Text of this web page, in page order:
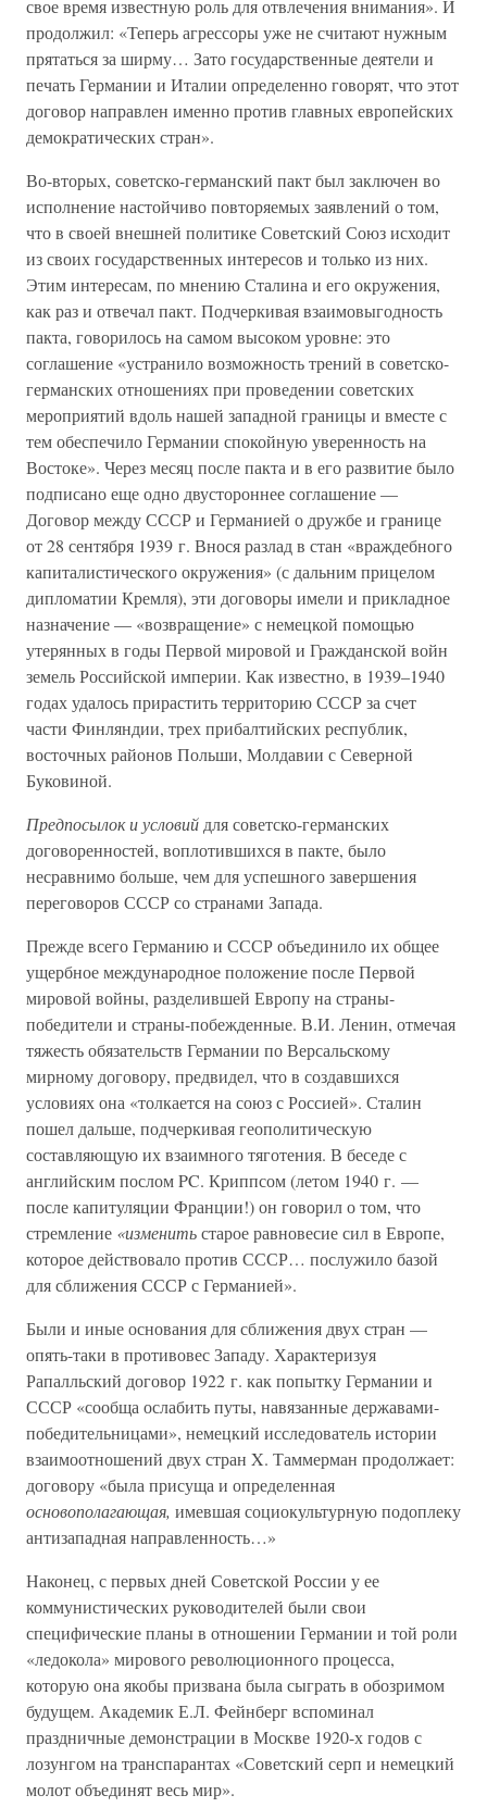
свое время известную роль для отвлечения внимания». И
продолжил: «Теперь агрессоры уже не считают нужным
прятаться за ширму… Зато государственные деятели и
печать Германии и Италии определенно говорят, что этот
договор направлен именно против главных европейских
демократических стран».
Во-вторых, советско-германский пакт был заключен во
исполнение настойчиво повторяемых заявлений о том,
что в своей внешней политике Советский Союз исходит
из своих государственных интересов и только из них.
Этим интересам, по мнению Сталина и его окружения,
как раз и отвечал пакт. Подчеркивая взаимовыгодность
пакта, говорилось на самом высоком уровне: это
соглашение «устранило возможность трений в советско-
германских отношениях при проведении советских
мероприятий вдоль нашей западной границы и вместе с
тем обеспечило Германии спокойную уверенность на
Востоке». Через месяц после пакта и в его развитие было
подписано еще одно двустороннее соглашение —
Договор между СССР и Германией о дружбе и границе
от 28 сентября 1939 г. Внося разлад в стан «враждебного
капиталистического окружения» (с дальним прицелом
дипломатии Кремля), эти договоры имели и прикладное
назначение — «возвращение» с немецкой помощью
утерянных в годы Первой мировой и Гражданской войн
земель Российской империи. Как известно, в 1939–1940
годах удалось прирастить территорию СССР за счет
части Финляндии, трех прибалтийских республик,
восточных районов Польши, Молдавии с Северной
Буковиной.
Предпосылок и условий для советско-германских
договоренностей, воплотившихся в пакте, было
несравнимо больше, чем для успешного завершения
переговоров СССР со странами Запада.
Прежде всего Германию и СССР объединило их общее
ущербное международное положение после Первой
мировой войны, разделившей Европу на страны-
победители и страны-побежденные. В.И. Ленин, отмечая
тяжесть обязательств Германии по Версальскому
мирному договору, предвидел, что в создавшихся
условиях она «толкается на союз с Россией». Сталин
пошел дальше, подчеркивая геополитическую
составляющую их взаимного тяготения. В беседе с
английским послом PC. Криппсом (летом 1940 г. —
после капитуляции Франции!) он говорил о том, что
стремление «изменитьстарое равновесие сил в Европе,
которое действовало против СССР… послужило базой
для сближения СССР с Германией».
Были и иные основания для сближения двух стран —
опять-таки в противовес Западу. Характеризуя
Рапалльский договор 1922 г. как попытку Германии и
СССР «сообща ослабить путы, навязанные державами-
победительницами», немецкий исследователь истории
взаимоотношений двух стран X. Таммерман продолжает:
договору «была присуща и определенная
основополагающая, имевшая социокультурную подоплеку
антизападная направленность…»
Наконец, с первых дней Советской России у ее
коммунистических руководителей были свои
специфические планы в отношении Германии и той роли
«ледокола» мирового революционного процесса,
которую она якобы призвана была сыграть в обозримом
будущем. Академик Е.Л. Фейнберг вспоминал
праздничные демонстрации в Москве 1920-х годов с
лозунгом на транспарантах «Советский серп и немецкий
молот объединят весь мир».